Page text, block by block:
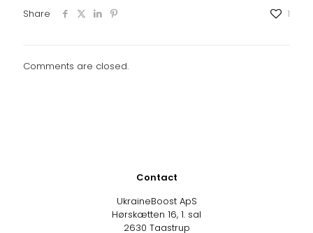
Share 1
Comments are closed.
Contact
UkraineBoost ApS
Hørskætten 16, 1. sal
2630 Taastrup